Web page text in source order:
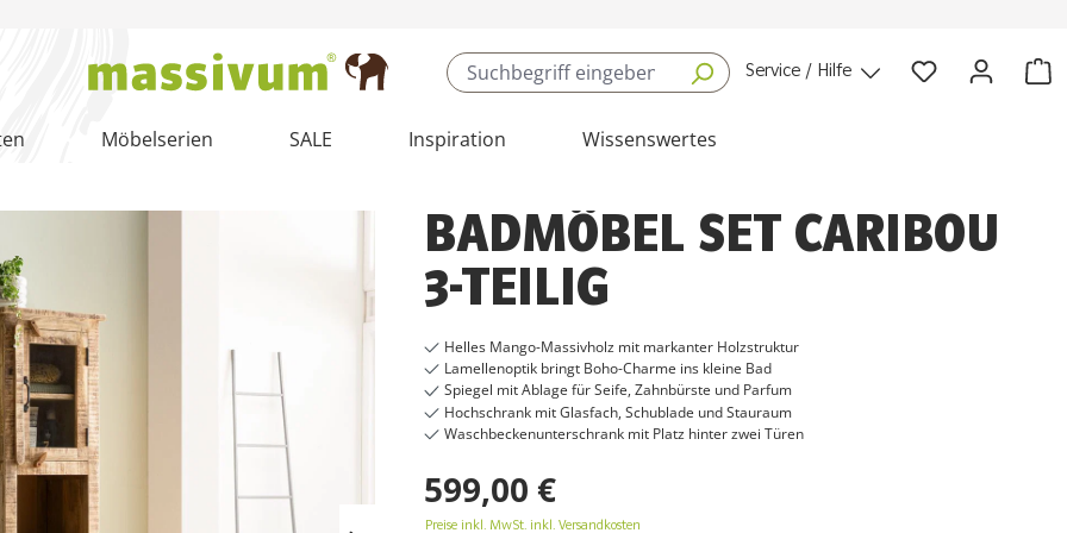
Service / Hilfe
Möbelserien SALE Inspiration
Wissenswertes
BADMÖBEL SET CARIBOU
3-TEILIG
Helles Mango-Massivholz mit markanter Holzstruktur
Lamellenoptik bringt Boho-Charme ins kleine Bad
Spiegel mit Ablage für Seife, Zahnbürste und Parfum
Hochschrank mit Glasfach, Schublade und Stauraum
Waschbeckenunterschrank mit Platz hinter zwei Türen
599,00 €
Preise inkl. MwSt. inkl. Versandkosten